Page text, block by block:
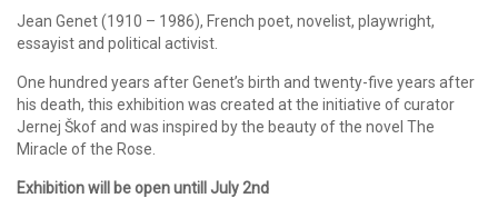
Jean Genet (1910 – 1986), French poet, novelist, playwright,
essayist and political activist.
One hundred years after Genet’s birth and twenty-five years after
his death, this exhibition was created at the initiative of curator
Jernej Škof and was inspired by the beauty of the novel The
Miracle of the Rose.
Exhibition will be open untill July 2nd